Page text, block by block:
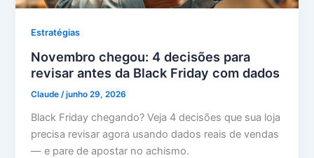
Estratégias
Novembro chegou: 4 decisões para
revisar antes da Black Friday com dados
Claude/junho 29, 2026
Black Friday chegando? Veja 4 decisões que sua loja
precisa revisar agora usando dados reais de vendas
— e pare de apostar no achismo.